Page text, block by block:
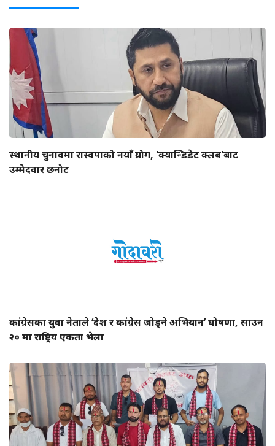
स्थानीय चुनावमा रास्वपाको नयाँ प्रयोग, 'क्यान्डिडेट क्लब'बाट
उम्मेदवार छनोट
कांग्रेसका युवा नेताले ‘देश र कांग्रेस जोड्ने अभियान’ घोषणा, साउन
२० मा राष्ट्रिय एकता भेला